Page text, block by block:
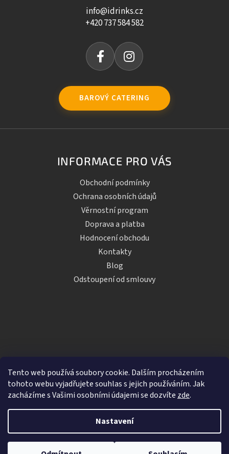
Tento web používá soubory cookie. Dalším procházením
tohoto webu vyjadřujete souhlas s jejich používáním. Jak
zacházíme s Vašimi osobními údajemi se dozvíte zde.
Nastavení
info@idrinks.cz
+420 737 584 582
BAROVÝ CATERING
INFORMACE PRO VÁS
Obchodní podmínky
Ochrana osobních údajů
Věrnostní program
Doprava a platba
Hodnocení obchodu
Kontakty
Blog
Odstoupení od smlouvy
Vytvořil Shoptet
iDRINKS.cz. Všechna práva vyhrazena.